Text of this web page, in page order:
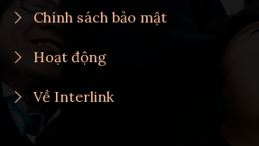
Chính sách bảo mật
Hoạt động
Về Interlink